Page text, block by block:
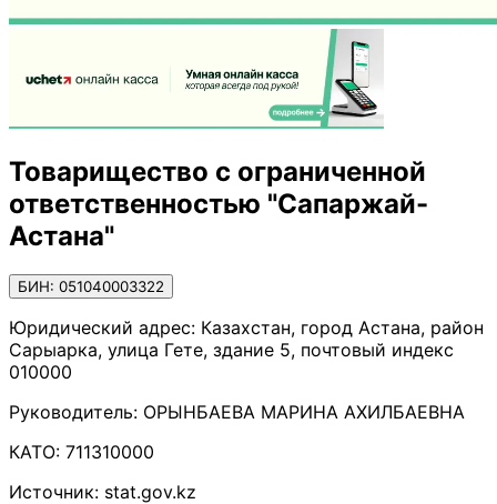
Товарищество с ограниченной
ответственностью "Сапаржай-
Астана"
БИН: 051040003322
Юридический адрес: Казахстан, город Астана, район
Сарыарка, улица Гете, здание 5, почтовый индекс
010000
Руководитель: ОРЫНБАЕВА МАРИНА АХИЛБАЕВНА
КАТО: 711310000
Источник: stat.gov.kz